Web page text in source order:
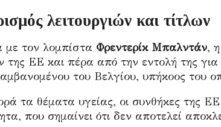
λειτουργιών και τίτλων
τον λομπίστα Φρεντερίκ Μπαλντάν, η
της ΕΕ και πέρα ​​από την εντολή της
του Βελγίου, υπήκοος του
τα θέματα υγείας, οι συνθήκες της
που σημαίνει ότι δεν αποτελεί